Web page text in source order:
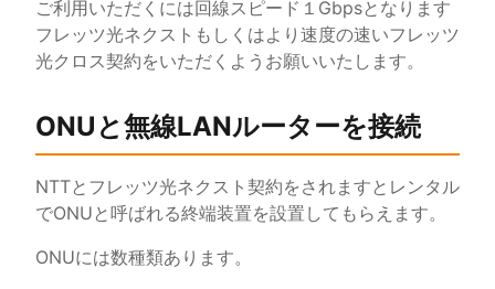
ご利用いただくには回線スピード１Gbpsとなります
フレッツ光ネクストもしくはより速度の速いフレッツ
光クロス契約をいただくようお願いいたします。
ONUと無線LANルーターを接続
NTTとフレッツ光ネクスト契約をされますとレンタル
でONUと呼ばれる終端装置を設置してもらえます。
ONUには数種類あります。